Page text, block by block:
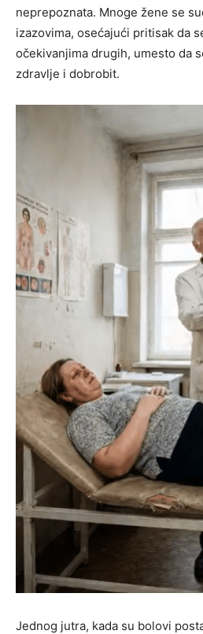
neprepoznata. Mnoge žene se
izazovima, osećajući pritisak da
očekivanjima drugih, umesto da
zdravlje i dobrobit.
Jednog jutra, kada su bolovi